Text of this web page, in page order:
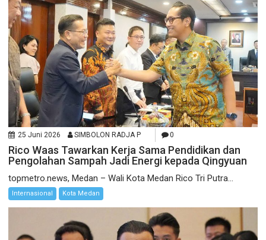
25 Juni 2026 SIMBOLON RADJA P 0
Rico Waas Tawarkan Kerja Sama Pendidikan dan
Pengolahan Sampah Jadi Energi kepada Qingyuan
topmetro.news, Medan – Wali Kota Medan Rico Tri Putra...
Internasional Kota Medan